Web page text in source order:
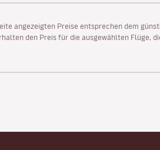
angezeigten Preise entsprechen dem
den Preis für die ausgewählten Flüge,